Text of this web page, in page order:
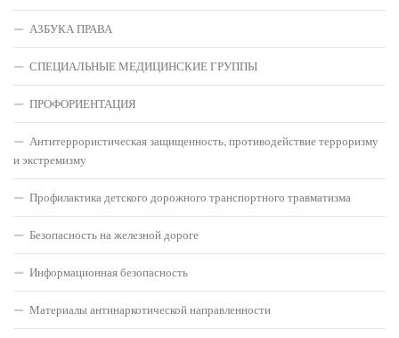
АЗБУКА ПРАВА
СПЕЦИАЛЬНЫЕ МЕДИЦИНСКИЕ ГРУППЫ
ПРОФОРИЕНТАЦИЯ
Антитеррористическая защищенность, противодействие терроризму
и экстремизму
Профилактика детского дорожного транспортного травматизма
Безопасность на железной дороге
Информационная безопасность
Материалы антинаркотической направленности